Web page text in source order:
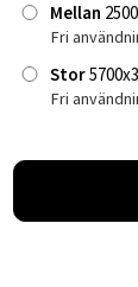
Mellan
Fri
Stor
Fri